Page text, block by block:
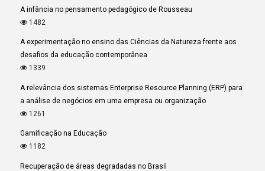
A infância no pensamento pedagógico de Rousseau
1482
A experimentação no ensino das Ciências da Natureza frente aos
desafios da educação contemporânea
1339
A relevância dos sistemas Enterprise Resource Planning (ERP) para
a análise de negócios em uma empresa ou organização
1261
Gamificação na Educação
1182
Recuperação de áreas degradadas no Brasil